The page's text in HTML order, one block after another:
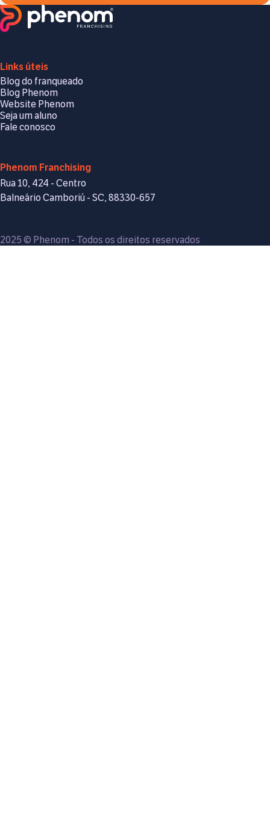
Links úteis
Blog do franqueado
Blog Phenom
Website Phenom
Seja um aluno
Fale conosco
Phenom Franchising
Rua 10, 424 - Centro
Balneário Camboriú - SC, 88330-657
2025 © Phenom - Todos os direitos reservados